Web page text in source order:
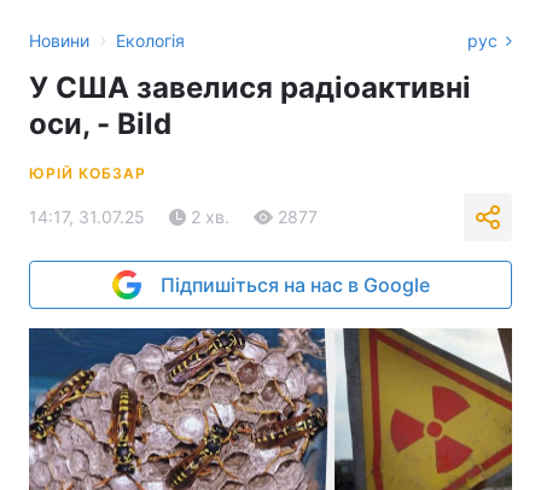
Новини › Екологія рус
У США завелися радіоактивні
оси, - Bild
ЮРІЙ КОБЗАР
14:17, 31.07.25 2 хв. 2877
Підпишіться на нас в Google